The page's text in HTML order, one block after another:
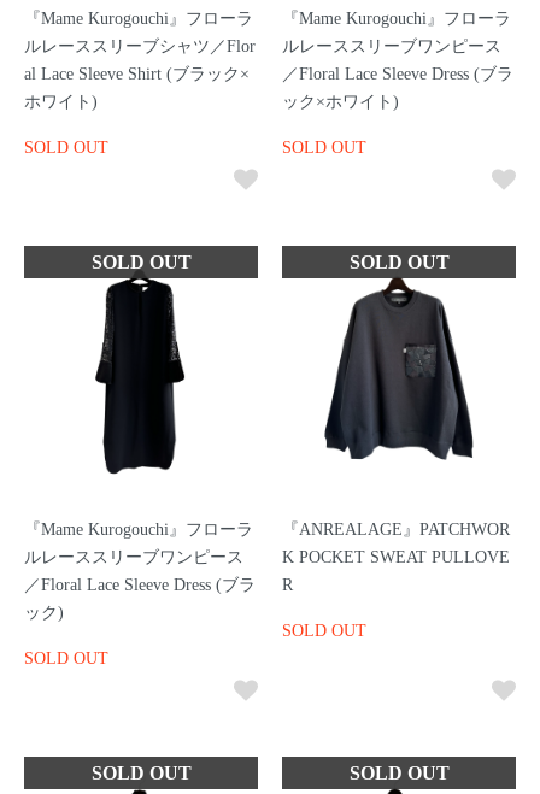
『Mame Kurogouchi』フローラ
ルレーススリーブシャツ／Flor
al Lace Sleeve Shirt (ブラック×
ホワイト)
SOLD OUT
『Mame Kurogouchi』フローラ
ルレーススリーブワンピース
／Floral Lace Sleeve Dress (ブラ
ック×ホワイト)
SOLD OUT
『Mame Kurogouchi』フローラ
ルレーススリーブワンピース
／Floral Lace Sleeve Dress (ブラ
ック)
SOLD OUT
『ANREALAGE』PATCHWOR
K POCKET SWEAT PULLOVE
R
SOLD OUT